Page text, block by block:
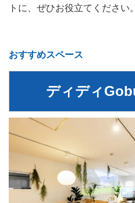
トに、ぜひお役立てください。
おすすめスペース
ディディ